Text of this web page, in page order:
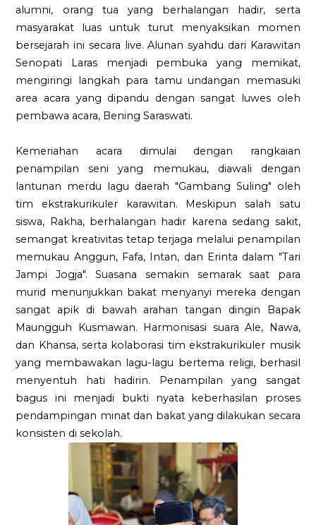
alumni, orang tua yang berhalangan hadir, serta
masyarakat luas untuk turut menyaksikan momen
bersejarah ini secara live. Alunan syahdu dari Karawitan
Senopati Laras menjadi pembuka yang memikat,
mengiringi langkah para tamu undangan memasuki
area acara yang dipandu dengan sangat luwes oleh
pembawa acara, Bening Saraswati.
Kemeriahan acara dimulai dengan rangkaian
penampilan seni yang memukau, diawali dengan
lantunan merdu lagu daerah "Gambang Suling" oleh
tim ekstrakurikuler karawitan. Meskipun salah satu
siswa, Rakha, berhalangan hadir karena sedang sakit,
semangat kreativitas tetap terjaga melalui penampilan
memukau Anggun, Fafa, Intan, dan Erinta dalam "Tari
Jampi Jogja". Suasana semakin semarak saat para
murid menunjukkan bakat menyanyi mereka dengan
sangat apik di bawah arahan tangan dingin Bapak
Maungguh Kusmawan. Harmonisasi suara Ale, Nawa,
dan Khansa, serta kolaborasi tim ekstrakurikuler musik
yang membawakan lagu-lagu bertema religi, berhasil
menyentuh hati hadirin. Penampilan yang sangat
bagus ini menjadi bukti nyata keberhasilan proses
pendampingan minat dan bakat yang dilakukan secara
konsisten di sekolah.